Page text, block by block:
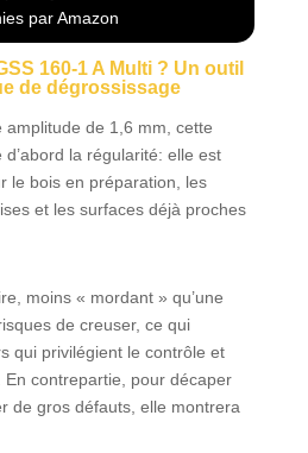
160-1 A Multi,
boîtier
feuilles abrasives, 3
ponçage
160), 1 tournevis, L-
par Amazon
160-1 A Multi ? Un outil
de dégrossissage
amplitude de 1,6 mm, cette
la régularité: elle est
le bois en préparation, les
et les surfaces déjà proches
moins « mordant » qu’une
de creuser, ce qui
qui privilégient le contrôle et
contrepartie, pour décaper
de gros défauts, elle montrera